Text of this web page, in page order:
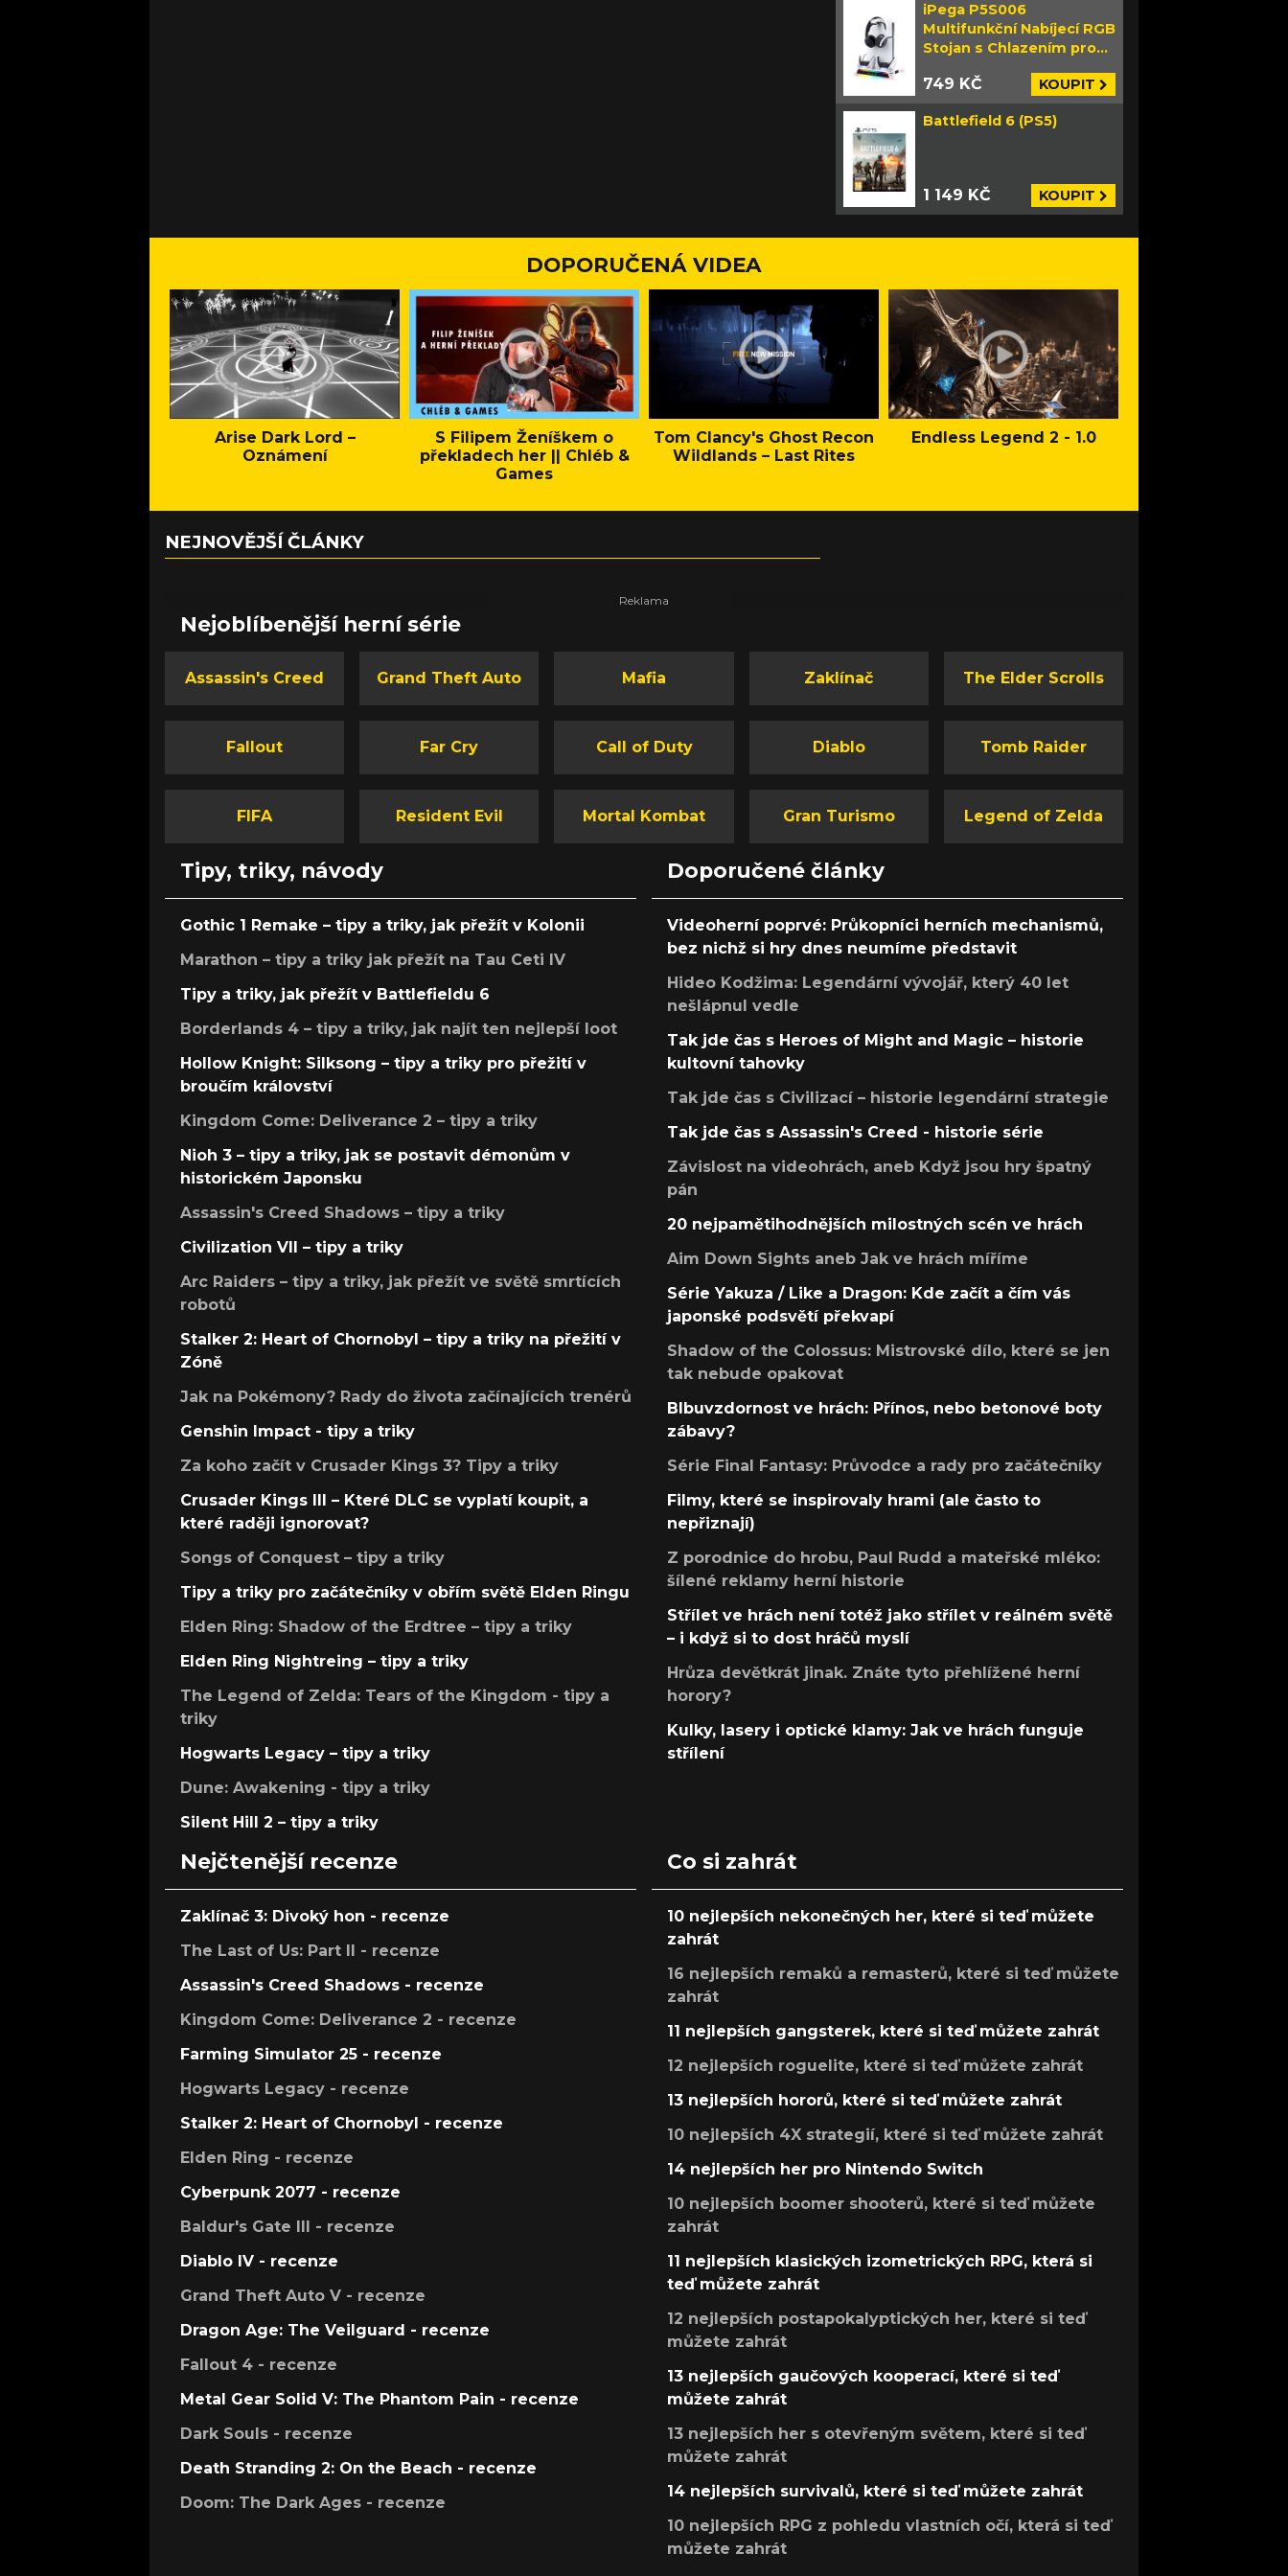
iPega P5S006
Multifunkční Nabíjecí RGB
Stojan s Chlazením pro
749 KČ KOUPIT
Battlefield 6 (PS5)
1 149 KČ KOUPIT
DOPORUČENÁ VIDEA
Arise Dark Lord –
Oznámení
S Filipem Ženíškem o
překladech her || Chléb &
Games
Tom Clancy's Ghost Recon
Wildlands – Last Rites
Endless Legend 2 - 1.0
NEJNOVĚJŠÍ ČLÁNKY
Nejoblíbenější herní série
Assassin's Creed Grand Theft Auto Mafia Zaklínač The Elder Scrolls
Fallout Far Cry Call of Duty Diablo Tomb Raider
FIFA Resident Evil Mortal Kombat Gran Turismo Legend of Zelda
Tipy, triky, návody
Gothic 1 Remake – tipy a triky, jak přežít v Kolonii
Marathon – tipy a triky jak přežít na Tau Ceti IV
Tipy a triky, jak přežít v Battlefieldu 6
Borderlands 4 – tipy a triky, jak najít ten nejlepší loot
Hollow Knight: Silksong – tipy a triky pro přežití v
broučím království
Kingdom Come: Deliverance 2 – tipy a triky
Nioh 3 – tipy a triky, jak se postavit démonům v
historickém Japonsku
Assassin's Creed Shadows – tipy a triky
Civilization VII – tipy a triky
Arc Raiders – tipy a triky, jak přežít ve světě smrtících
robotů
Stalker 2: Heart of Chornobyl – tipy a triky na přežití v
Zóně
Jak na Pokémony? Rady do života začínajících trenérů
Genshin Impact - tipy a triky
Za koho začít v Crusader Kings 3? Tipy a triky
Crusader Kings III – Které DLC se vyplatí koupit, a
které raději ignorovat?
Songs of Conquest – tipy a triky
Tipy a triky pro začátečníky v obřím světě Elden Ringu
Elden Ring: Shadow of the Erdtree – tipy a triky
Elden Ring Nightreing – tipy a triky
The Legend of Zelda: Tears of the Kingdom - tipy a
triky
Hogwarts Legacy – tipy a triky
Dune: Awakening - tipy a triky
Silent Hill 2 – tipy a triky
Doporučené články
Videoherní poprvé: Průkopníci herních mechanismů,
bez nichž si hry dnes neumíme představit
Hideo Kodžima: Legendární vývojář, který 40 let
nešlápnul vedle
Tak jde čas s Heroes of Might and Magic – historie
kultovní tahovky
Tak jde čas s Civilizací – historie legendární strategie
Tak jde čas s Assassin's Creed - historie série
Závislost na videohrách, aneb Když jsou hry špatný
pán
20 nejpamětihodnějších milostných scén ve hrách
Aim Down Sights aneb Jak ve hrách míříme
Série Yakuza / Like a Dragon: Kde začít a čím vás
japonské podsvětí překvapí
Shadow of the Colossus: Mistrovské dílo, které se jen
tak nebude opakovat
Blbuvzdornost ve hrách: Přínos, nebo betonové boty
zábavy?
Série Final Fantasy: Průvodce a rady pro začátečníky
Filmy, které se inspirovaly hrami (ale často to
nepřiznají)
Z porodnice do hrobu, Paul Rudd a mateřské mléko:
šílené reklamy herní historie
Střílet ve hrách není totéž jako střílet v reálném světě
– i když si to dost hráčů myslí
Hrůza devětkrát jinak. Znáte tyto přehlížené herní
horory?
Kulky, lasery i optické klamy: Jak ve hrách funguje
střílení
Nejčtenější recenze
Zaklínač 3: Divoký hon - recenze
The Last of Us: Part II - recenze
Assassin's Creed Shadows - recenze
Kingdom Come: Deliverance 2 - recenze
Farming Simulator 25 - recenze
Hogwarts Legacy - recenze
Stalker 2: Heart of Chornobyl - recenze
Elden Ring - recenze
Cyberpunk 2077 - recenze
Baldur's Gate III - recenze
Diablo IV - recenze
Grand Theft Auto V - recenze
Dragon Age: The Veilguard - recenze
Fallout 4 - recenze
Metal Gear Solid V: The Phantom Pain - recenze
Dark Souls - recenze
Death Stranding 2: On the Beach - recenze
Doom: The Dark Ages - recenze
Co si zahrát
10 nejlepších nekonečných her, které si teď můžete
zahrát
16 nejlepších remaků a remasterů, které si teď můžete
zahrát
11 nejlepších gangsterek, které si teď můžete zahrát
12 nejlepších roguelite, které si teď můžete zahrát
13 nejlepších hororů, které si teď můžete zahrát
10 nejlepších 4X strategií, které si teď můžete zahrát
14 nejlepších her pro Nintendo Switch
10 nejlepších boomer shooterů, které si teď můžete
zahrát
11 nejlepších klasických izometrických RPG, která si
teď můžete zahrát
12 nejlepších postapokalyptických her, které si teď
můžete zahrát
13 nejlepších gaučových kooperací, které si teď
můžete zahrát
13 nejlepších her s otevřeným světem, které si teď
můžete zahrát
14 nejlepších survivalů, které si teď můžete zahrát
10 nejlepších RPG z pohledu vlastních očí, která si teď
můžete zahrát